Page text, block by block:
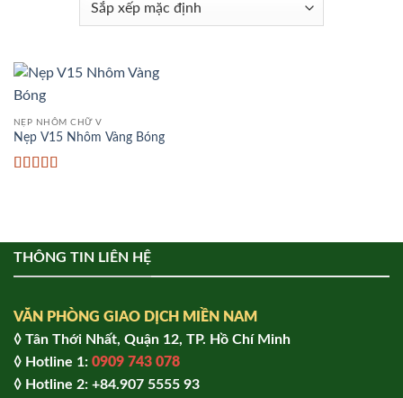
NẸP NHÔM CHỮ V
Nẹp V15 Nhôm Vàng Bóng
THÔNG TIN LIÊN HỆ
VĂN PHÒNG GIAO DỊCH MIỀN NAM
◊ Tân Thới Nhất, Quận 12, TP. Hồ Chí Minh
◊ Hotline 1: 0909 743 078
◊ Hotline 2: +84.907 5555 93